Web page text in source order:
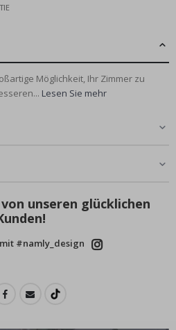
Möglichkeit, Ihr Zimmer zu
Lesen Sie mehr
unseren glücklichen
#namly_design